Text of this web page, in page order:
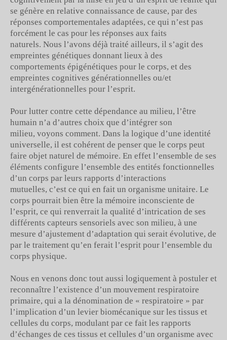
se génère en relative connaissance de cause, par des
réponses comportementales adaptées, ce qui n’est pas
forcément le cas pour les réponses aux faits
naturels. Nous l’avons déjà traité ailleurs, il s’agit des
empreintes génétiques donnant lieux à des
comportements épigénétiques pour le corps, et des
empreintes cognitives générationnelles ou/et
intergénérationnelles pour l’esprit.
Pour lutter contre cette dépendance au milieu, l’être
humain n’a d’autres choix que d’intégrer son
milieu, voyons comment. Dans la logique d’une identité
universelle, il est cohérent de penser que le corps peut
faire objet naturel de mémoire. En effet l’ensemble de ses
éléments configure l’ensemble des entités fonctionnelles
d’un corps par leurs rapports d’interactions
mutuelles, c’est ce qui en fait un organisme unitaire. Le
corps pourrait bien être la mémoire inconsciente de
l’esprit, ce qui renverrait la qualité d’intrication de ses
différents capteurs sensoriels avec son milieu, à une
mesure d’ajustement d’adaptation qui serait évolutive, de
par le traitement qu’en ferait l’esprit pour l’ensemble du
corps physique.
Nous en venons donc tout aussi logiquement à postuler et
reconnaître l’existence d’un mouvement respiratoire
primaire, qui a la dénomination de « respiratoire » par
l’implication d’un levier biomécanique sur les tissus et
cellules du corps, modulant par ce fait les rapports
d’échanges de ces tissus et cellules d’un organisme avec